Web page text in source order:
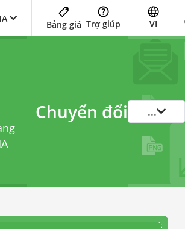
Bảng giá Trợ giúp VI
Chuyển đổi ...